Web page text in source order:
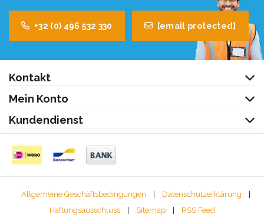
+32 (0) 496 532 330 [email protected]
Kontakt
Mein Konto
Kundendienst
Allgemeine Geschäftsbedingungen | Datenschutzerklärung
|
Haftungsausschluss
| Sitemap | RSS Feed